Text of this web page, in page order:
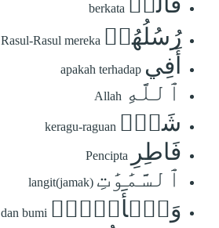
berkata
رُسُلُهُمۡ Rasul-Rasul mereka
أَفِي apakah terhadap
ٱللَّهِ Allah
شَكّٞ keragu-raguan
فَاطِرِ Pencipta
ٱلسَّمَٰوَٰتِ langit(jamak)
وَٱلۡأَرۡضِۖ dan bumi